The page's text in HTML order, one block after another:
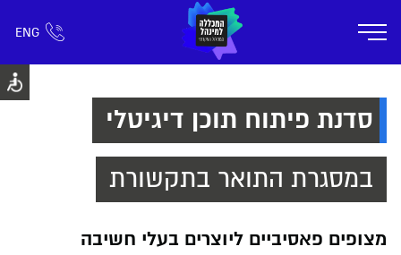
ENG
חפש כל דבר רישום ומידע אזור אישי
אודות תוכניות הלימוד קמפוס דימונה
סדנת פיתוח תוכן דיגיטלי
במסגרת התואר בתקשורת
מצופים פאסיביים ליוצרים בעלי חשיבה